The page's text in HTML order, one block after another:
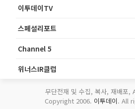
이투데이TV
스페셜리포트
Channel 5
위너스IR클럽
무단전재 및 수집, 복사, 재배포,
Copyright 2006. 이투데이. All